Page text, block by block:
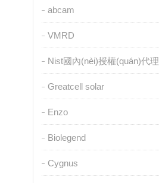
abcam
VMRD
Nist國內(nèi)授權(quán)代理
Greatcell solar
Enzo
Biolegend
Cygnus